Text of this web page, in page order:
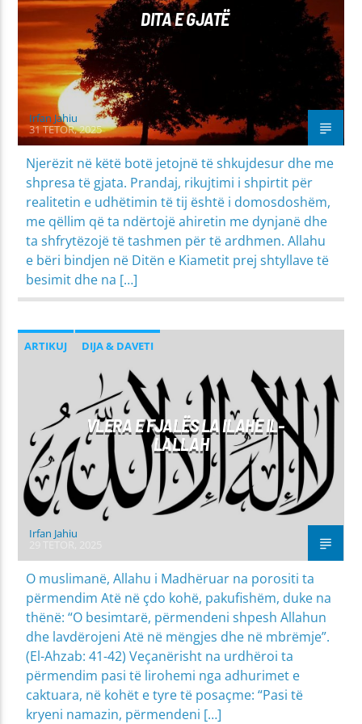
DITA E GJATË
Irfan Jahiu
31 TETOR, 2025
Njerëzit në këtë botë jetojnë të shkujdesur dhe me
shpresa të gjata. Prandaj, rikujtimi i shpirtit për
realitetin e udhëtimin të tij është i domosdoshëm,
me qëllim që ta ndërtojë ahiretin me dynjanë dhe
ta shfrytëzojë të tashmen për të ardhmen. Allahu
e bëri bindjen në Ditën e Kiametit prej shtyllave të
besimit dhe na […]
ARTIKUJ
DIJA & DAVETI
MIRËSJELLJA - EDUKATA FETARE
PROBLEME SHPIRTËRORE & SHOQËRORE
VLERA E FJALËS LA ILAHE IL-
LALLAH
Irfan Jahiu
O muslimanë, Allahu i Madhëruar na porositi ta
përmendim Atë në çdo kohë, pakufishëm, duke na
thënë: “O besimtarë, përmendeni shpesh Allahun
dhe lavdërojeni Atë në mëngjes dhe në mbrëmje”.
(El-Ahzab: 41-42) Veçanërisht na urdhëroi ta
përmendim pasi të lirohemi nga adhurimet e
caktuara, në kohët e tyre të posaçme: “Pasi të
kryeni namazin, përmendeni […]